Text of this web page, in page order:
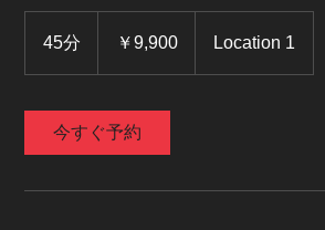
45分 ￥9,900 Location 1
今すぐ予約